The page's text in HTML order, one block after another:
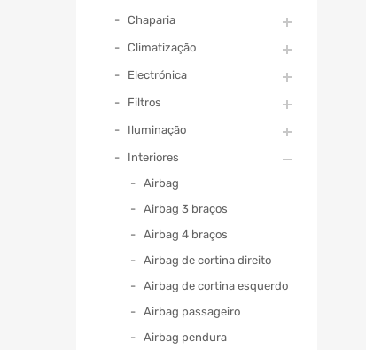
Chaparia
Climatização
Electrónica
Filtros
Iluminação
Interiores
Airbag
Airbag 3 braços
Airbag 4 braços
Airbag de cortina direito
Airbag de cortina esquerdo
Airbag passageiro
Airbag pendura